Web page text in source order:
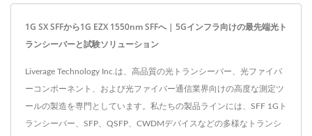
1G SX SFFから1G EZX 1550nm SFFへ | 5Gインフラ向けの最先端光ト
ランシーバーと試験ソリューション
Liverage Technology Inc.は、高品質の光トランシーバー、光ファイバ
ーコンポーネント、および光ファイバー通信業界向けの高度な測定ツ
ールの製造を専門としています。私たちの製品ラインには、SFF 1Gト
ランシーバー、SFP、QSFP、CWDMデバイスなどの多様なトランシ